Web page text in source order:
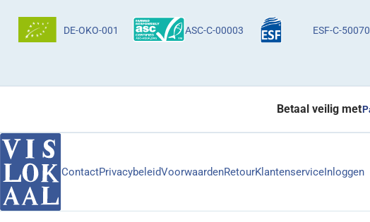
DE-OKO-001 ASC-C-00003 ESF-C-50070
Betaal veilig met
ContactPrivacybeleidVoorwaardenRetourKlantenserviceInloggen